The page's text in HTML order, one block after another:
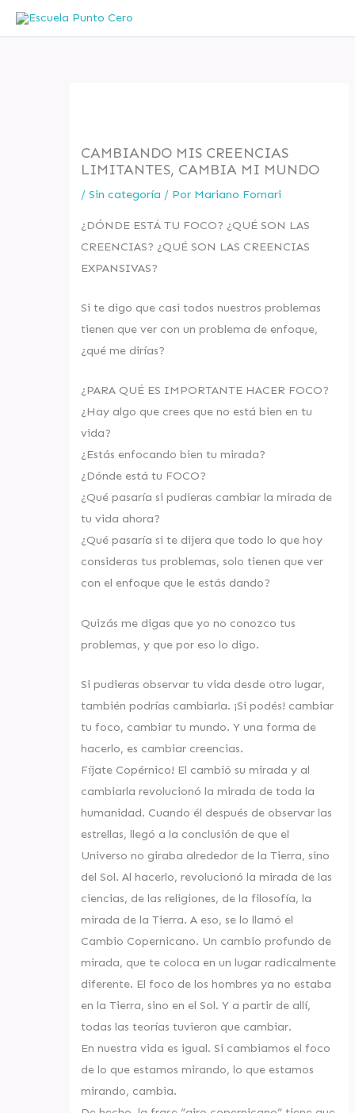
CAMBIANDO MIS CREENCIAS
LIMITANTES, CAMBIA MI MUNDO
/Sin categoría / Por Mariano Fornari
¿DÓNDE ESTÁ TU FOCO? ¿QUÉ SON LAS
CREENCIAS? ¿QUÉ SON LAS CREENCIAS
EXPANSIVAS?
Si te digo que casi todos nuestros problemas
tienen que ver con un problema de enfoque,
¿qué me dirías?
¿PARA QUÉ ES IMPORTANTE HACER FOCO?
¿Hay algo que crees que no está bien en tu
vida?
¿Estás enfocando bien tu mirada?
¿Dónde está tu FOCO?
¿Qué pasaría si pudieras cambiar la mirada de
tu vida ahora?
¿Qué pasaría si te dijera que todo lo que hoy
consideras tus problemas, solo tienen que ver
con el enfoque que le estás dando?
Quizás me digas que yo no conozco tus
problemas, y que por eso lo digo.
Si pudieras observar tu vida desde otro lugar,
también podrías cambiarla. ¡Si podés! cambiar
tu foco, cambiar tu mundo. Y una forma de
hacerlo, es cambiar creencias.
Fíjate Copérnico! El cambió su mirada y al
cambiarla revolucionó la mirada de toda la
humanidad. Cuando él después de observar las
estrellas, llegó a la conclusión de que el
Universo no giraba alrededor de la Tierra, sino
del Sol. Al hacerlo, revolucionó la mirada de las
ciencias, de las religiones, de la filosofía, la
mirada de la Tierra. A eso, se lo llamó el
Cambio Copernicano. Un cambio profundo de
mirada, que te coloca en un lugar radicalmente
diferente. El foco de los hombres ya no estaba
en la Tierra, sino en el Sol. Y a partir de allí,
todas las teorías tuvieron que cambiar.
En nuestra vida es igual. Si cambiamos el foco
de lo que estamos mirando, lo que estamos
mirando, cambia.